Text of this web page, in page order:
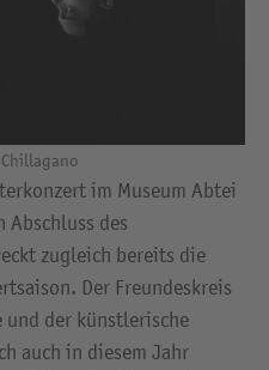
im Museum Abtei
Abschluss des
zugleich bereits die
Der Freundeskreis
und der künstlerische
auch in diesem Jahr